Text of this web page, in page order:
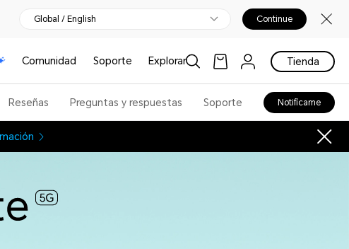
Global / English Continue
Comunidad Soporte Explorar Tienda
Reseñas Preguntas y respuestas Soporte Notifícame